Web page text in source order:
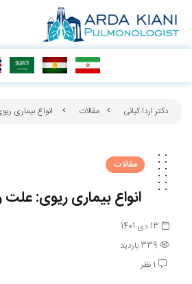
دکتر اردا کیانی مقالات انواع بیماری
مقالات
انواع بیماری ریوی: علت
13 دی 1401
339 بازدید
1 نظر